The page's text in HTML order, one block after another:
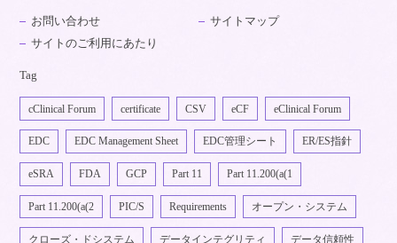
お問い合わせ
サイトマップ
サイトのご利用にあたり
Tag
cClinical Forum certificate CSV eCF eClinical Forum
EDC EDC Management Sheet EDC管理シート ER/ES指針
eSRA FDA GCP Part 11 Part 11.200(a(1
Part 11.200(a(2 PIC/S Requirements オープン・システム
クローズ・ドシステム データインテグリティ データ信頼性